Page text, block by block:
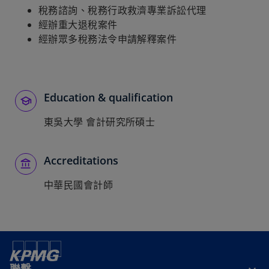
稅務諮詢、稅務行政救濟專業訴訟代理
經辦重大退稅案件
經辦眾多稅務法令申請解釋案件
Education & qualification
東吳大學 會計研究所碩士
Accreditations
中華民國會計師